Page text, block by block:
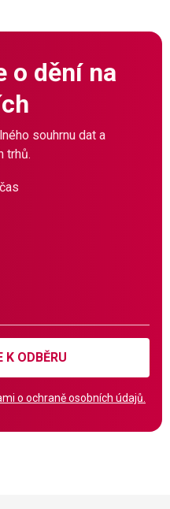
o dění na
souhrnu dat a
trhů.
K ODBĚRU
o ochraně osobních údajů.